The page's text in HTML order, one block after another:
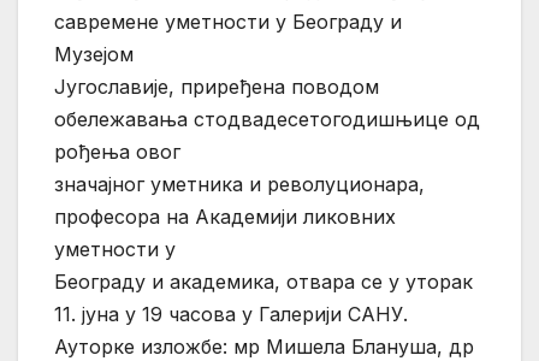
савремене уметности у Београду и
Музејом
Југославије, приређена поводом
обележавања стодвадесетогодишњице од
рођења овог
значајног уметника и револуционара,
професора на Академији ликовних
уметности у
Београду и академика, отвара се у уторак
11. јуна у 19 часова у Галерији САНУ.
Ауторке изложбе: мр Мишела Блануша, др